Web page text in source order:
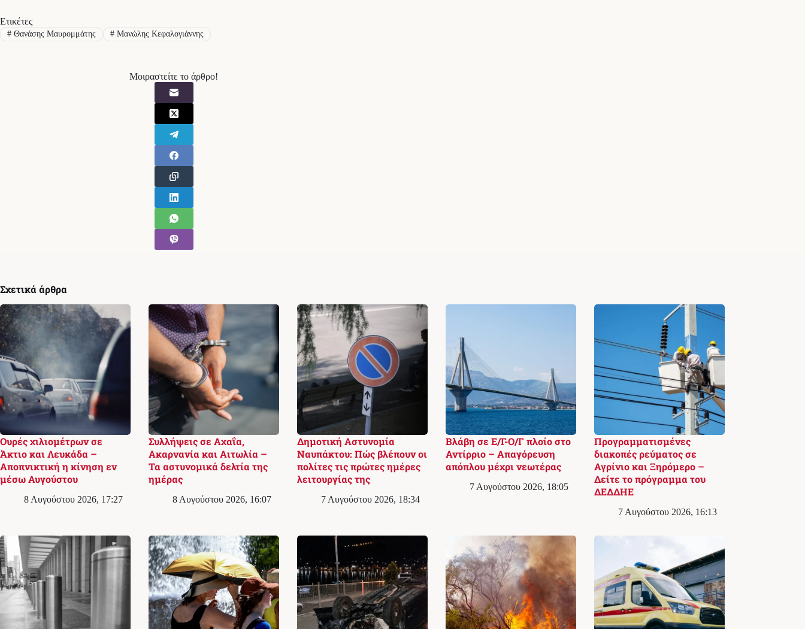
Ετικέτες
#Θανάσης Μαυρομμάτης #Μανώλης Κεφαλογιάννης
Μοιραστείτε το άρθρο!
Σχετικά άρθρα
Ουρές χιλιομέτρων σε
Άκτιο και Λευκάδα –
Αποπνικτική η κίνηση εν
μέσω Αυγούστου
8 Αυγούστου 2026, 17:27
Συλλήψεις σε Αχαΐα,
Ακαρνανία και Αιτωλία –
Τα αστυνομικά δελτία της
ημέρας
8 Αυγούστου 2026, 16:07
Δημοτική Αστυνομία
Ναυπάκτου: Πώς βλέπουν οι
πολίτες τις πρώτες ημέρες
λειτουργίας της
7 Αυγούστου 2026, 18:34
Βλάβη σε Ε/Γ-Ο/Γ πλοίο στο
Αντίρριο – Απαγόρευση
απόπλου μέχρι νεωτέρας
7 Αυγούστου 2026, 18:05
Προγραμματισμένες
διακοπές ρεύματος σε
Αγρίνιο και Ξηρόμερο –
Δείτε το πρόγραμμα του
ΔΕΔΔΗΕ
7 Αυγούστου 2026, 16:13